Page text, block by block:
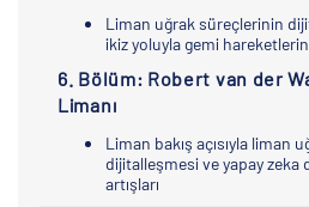
Liman uğrak süreçlerinin
ikiz yoluyla gemi
6. Bölüm: Robert van der
Limanı
Liman bakış açısıyla liman
dijitalleşmesi ve yapay zeka
artışları